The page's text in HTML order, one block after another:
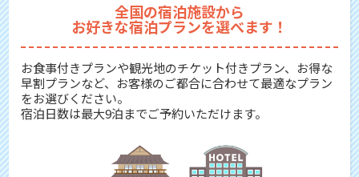
全国の宿泊施設から
お好きな宿泊プランを選べます！
お食事付きプランや観光地のチケット付きプラン、お得な
早割プランなど、お客様のご都合に合わせて最適なプラン
をお選びください。
宿泊日数は最大9泊までご予約いただけます。